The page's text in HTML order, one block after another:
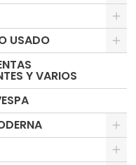
USADO
Y VARIOS